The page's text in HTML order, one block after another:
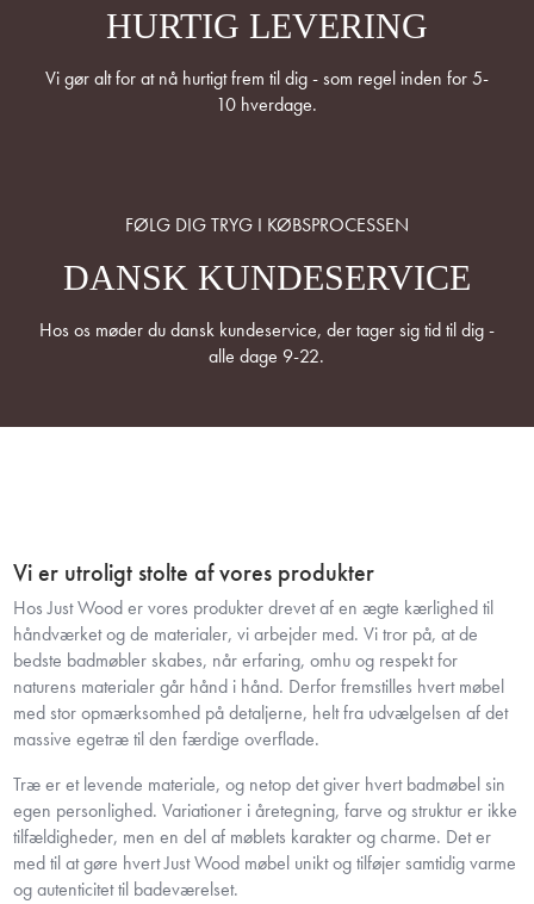
HURTIG LEVERING
Vi gør alt for at nå hurtigt frem til dig - som regel inden for 5-
10 hverdage.
FØLG DIG TRYG I KØBSPROCESSEN
DANSK KUNDESERVICE
Hos os møder du dansk kundeservice, der tager sig tid til dig -
alle dage 9-22.
Vi er utroligt stolte af vores produkter
Hos Just Wood er vores produkter drevet af en ægte kærlighed til
håndværket og de materialer, vi arbejder med. Vi tror på, at de
bedste badmøbler skabes, når erfaring, omhu og respekt for
naturens materialer går hånd i hånd. Derfor fremstilles hvert møbel
med stor opmærksomhed på detaljerne, helt fra udvælgelsen af det
massive egetræ til den færdige overflade.
Træ er et levende materiale, og netop det giver hvert badmøbel sin
egen personlighed. Variationer i åretegning, farve og struktur er ikke
tilfældigheder, men en del af møblets karakter og charme. Det er
med til at gøre hvert Just Wood møbel unikt og tilføjer samtidig varme
og autenticitet til badeværelset.